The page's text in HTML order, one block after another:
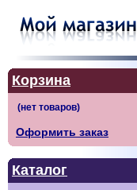
Корзина
Оформить заказ
Каталог